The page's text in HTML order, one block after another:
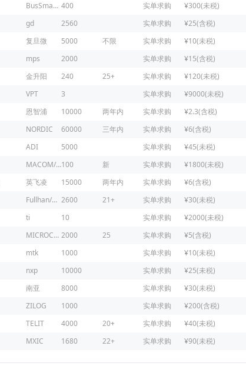
BusSmaNN 400 实单求购 ¥300(未税)
gd 2560 实单求购 ¥25(含税)
复旦微 5000 不限 实单求购 ¥10(未税)
mps 2000 实单求购 ¥15(含税)
金升阳 240 25+ 实单求购 ¥120(未税)
VPT 3 实单求购 ¥9000(未税)
恩智浦 10000 两年内 实单求购 ¥2.3(含税)
NORDIC 60000 三年内 实单求购 ¥6(含税)
ADI 5000 实单求购 ¥45(未税)
MACOM/镁可100 新 实单求购 ¥1800(未税)
英飞凌 15000 两年内 实单求购 ¥6(含税)
Fullhan/富瀚微 2600 21+ 实单求购 ¥30(未税)
ti 10 实单求购 ¥2000(未税)
MICROCHIP 2000 25 实单求购 ¥5(含税)
mtk 1000 实单求购 ¥10(未税)
nxp 10000 实单求购 ¥25(未税)
南亚 8000 实单求购 ¥30(未税)
ZILOG 1000 实单求购 ¥200(含税)
TELIT 4000 20+ 实单求购 ¥40(未税)
MXIC 1680 22+ 实单求购 ¥90(未税)